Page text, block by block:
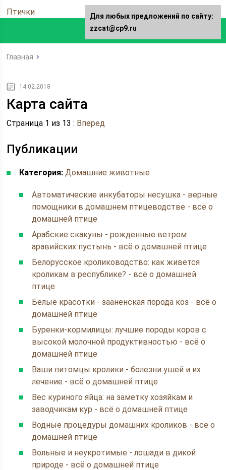
Птички
Главная
14.02.2018
Карта сайта
Страница 1 из 13 : Вперед
Публикации
Категория: Домашние животные
Автоматические инкубаторы несушка - верные
помощники в домашнем птицеводстве - всё о
домашней птице
Арабские скакуны - рожденные ветром
аравийских пустынь - всё о домашней птице
Белорусское кролиководство: как живется
кроликам в республике? - всё о домашней
птице
Белые красотки - зааненская порода коз - всё о
домашней птице
Буренки-кормилицы: лучшие породы коров с
высокой молочной продуктивностью - всё о
домашней птице
Ваши питомцы кролики - болезни ушей и их
лечение - всё о домашней птице
Вес куриного яйца: на заметку хозяйкам и
заводчикам кур - всё о домашней птице
Водные процедуры домашних кроликов - всё о
домашней птице
Вольные и неукротимые - лошади в дикой
природе - всё о домашней птице
Для любых предложений по сайту:
zzcat@cp9.ru